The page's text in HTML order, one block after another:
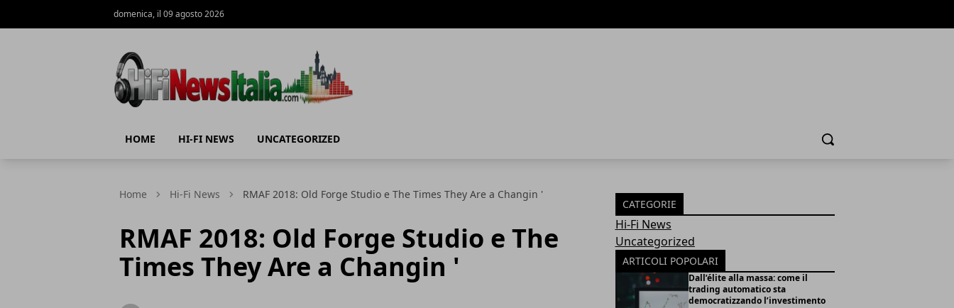
domenica, il 09 agosto 2026
HOME HI-FI NEWS UNCATEGORIZED Cerca
Home Hi-Fi News RMAF 2018: Old Forge Studio e The Times They Are a Changin '
RMAF 2018: Old Forge Studio e The
Times They Are a Changin '
CATEGORIE
Hi-Fi News
Uncategorized
ARTICOLI POPOLARI
Dall’élite alla massa: come il
trading automatico sta
democratizzando l’investimento